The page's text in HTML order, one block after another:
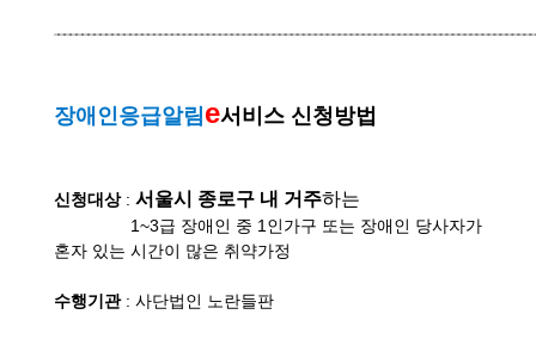
장애인응급알림e서비스 신청방법
신청대상: 서울시 종로구 내 거주하는
1~3급 장애인 중 1인가구 또는 장애인 당사자가
혼자 있는 시간이 많은 취약가정
수행기관: 사단법인 노란들판